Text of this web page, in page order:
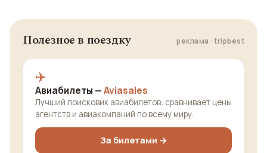
Полезное в поездку реклама · tripbest
✈️
Авиабилеты —Aviasales
Лучший поисковик авиабилетов: сравнивает цены
агентств и авиакомпаний по всему миру.
За билетами →